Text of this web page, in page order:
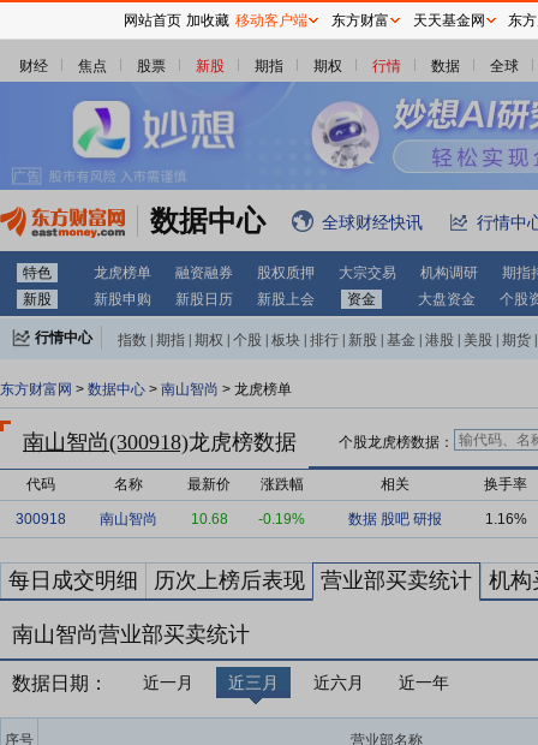
财经 焦点 股票 新股 期指 期权 行情 数据 全球
数据中心 全球财经快讯 行情中
特色 龙虎榜单 融资融券 股权质押 大宗交易 机构调研
期指
新股
新股申购 新股日历 新股上会 资金 大盘资金 个股
行情中心 指数 期指 期权 个股 板块 排行 新股 基金 港股 美股 期货
东方财富网 > 数据中心 > 南山智尚 > 龙虎榜单
南山智尚(300918)龙虎榜数据 个股龙虎榜数据：
代码 名称 最新价 涨跌幅 相关 换手率
300918 南山智尚 10.68 -0.19% 数据 股吧 研报 1.16%
每日成交明细 历次上榜后表现 营业部买卖统计 机构
南山智尚营业部买卖统计
数据日期： 近一月 近三月 近六月 近一年
序号 营业部名称
网站首页 加收藏 移动客户端 东方财富 天天基金网 东